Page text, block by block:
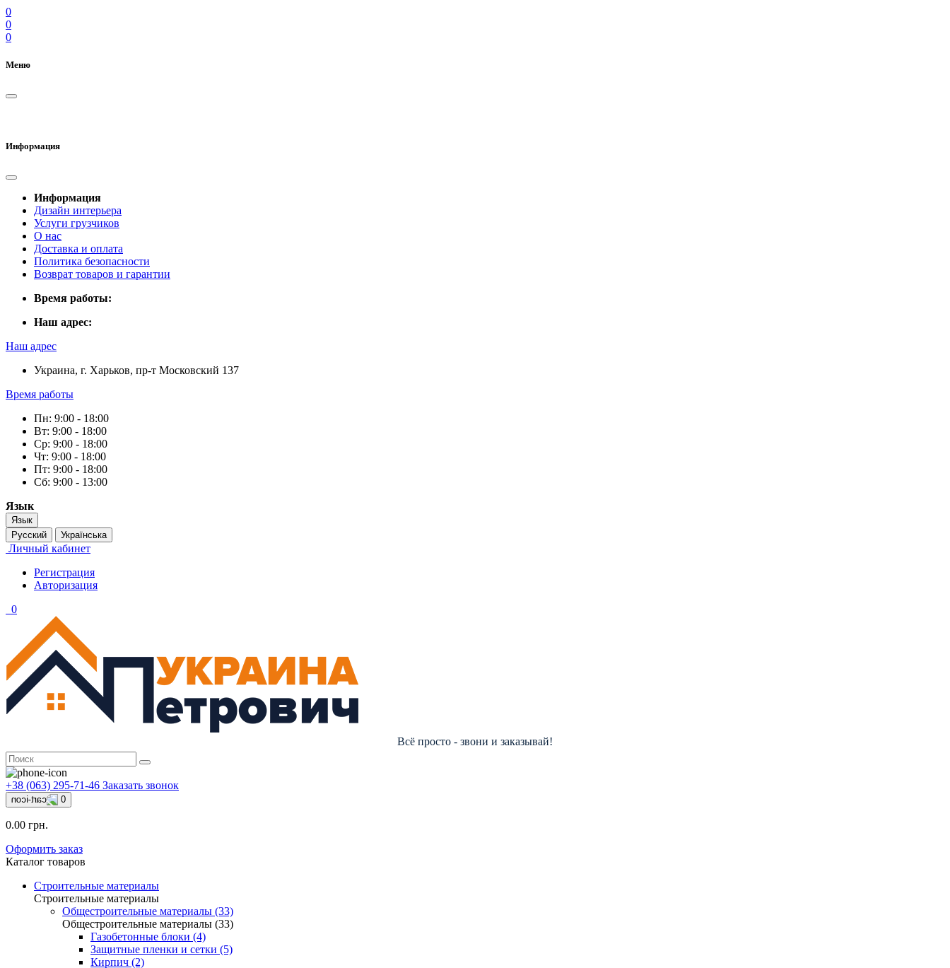
0
0
0
Меню
Информация
Информация
Дизайн интерьера
Услуги грузчиков
О нас
Доставка и оплата
Политика безопасности
Возврат товаров и гарантии
Время работы:
Наш адрес:
Наш адрес
Украина, г. Харьков, пр-т Московский 137
Время работы
Пн: 9:00 - 18:00
Вт: 9:00 - 18:00
Ср: 9:00 - 18:00
Чт: 9:00 - 18:00
Пт: 9:00 - 18:00
Сб: 9:00 - 13:00
Язык
Язык
Русский
Українська
Личный кабинет
Регистрация
Авторизация
0
Всё просто - звони и заказывай!
+38 (063) 295-71-46 Заказать звонок
0
0.00 грн.
Оформить заказ
Каталог товаров
Строительные материалы
Строительные материалы
Общестроительные материалы (33)
Общестроительные материалы (33)
Газобетонные блоки (4)
Защитные пленки и сетки (5)
Кирпич (2)